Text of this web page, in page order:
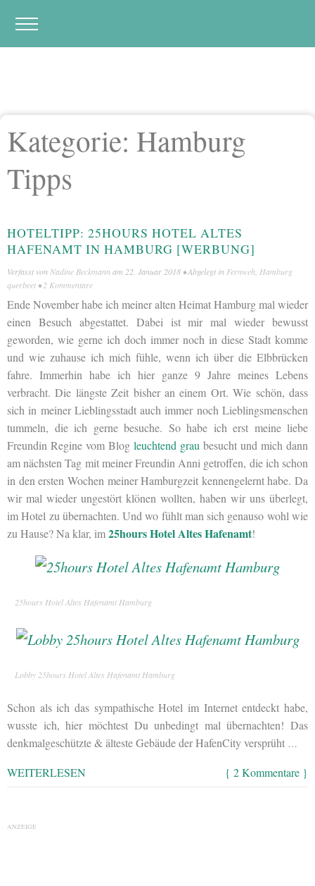
Kategorie: Hamburg
Tipps
HOTELTIPP: 25HOURS HOTEL ALTES
HAFENAMT IN HAMBURG [WERBUNG]
Verfasst von Nadine Beckmann am 22. Januar 2018 • Abgelegt in Fernweh Hamburg
querbeet •2 Kommentare
Ende November habe ich meiner alten Heimat Hamburg mal wieder
einen Besuch abgestattet. Dabei ist mir mal wieder bewusst
geworden, wie gerne ich doch immer noch in diese Stadt komme
und wie zuhause ich mich fühle, wenn ich über die Elbbrücken
fahre. Immerhin habe ich hier ganze 9 Jahre meines Lebens
verbracht. Die längste Zeit bisher an einem Ort. Wie schön, dass
sich in meiner Lieblingsstadt auch immer noch Lieblingsmenschen
tummeln, die ich gerne besuche. So habe ich erst meine liebe
Freundin Regine vom Blog leuchtend grau besucht und mich dann
am nächsten Tag mit meiner Freundin Anni getroffen, die ich schon
in den ersten Wochen meiner Hamburgzeit kennengelernt habe. Da
wir mal wieder ungestört klönen wollten, haben wir uns überlegt,
im Hotel zu übernachten. Und wo fühlt man sich genauso wohl wie
zu Hause? Na klar, im25hours Hotel Altes Hafenamt!
25hours Hotel Altes Hafenamt Hamburg
Lobby 25hours Hotel Altes Hafenamt Hamburg
Schon als ich das sympathische Hotel im Internet entdeckt habe,
wusste ich, hier möchtest Du unbedingt mal übernachten! Das
denkmalgeschützte & älteste Gebäude der HafenCity versprüht …
WEITERLESEN { 2 Kommentare }
ANZEIGE